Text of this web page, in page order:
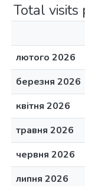
Total visits
лютого 2026
березня 2026
квітня 2026
травня 2026
червня 2026
липня 2026